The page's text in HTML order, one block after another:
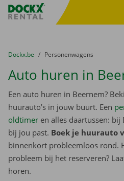
Fratello DEMO
U bevindt zich hier:
van
Dockx.be naar
Personenwagens
Auto huren in
Een auto huren in Beernem?
huurauto’s in jouw buurt. Een
oldtimer en alles daartussen:
bij jou past. Boek je huurauto
binnenkort probleemloos rond.
probleem bij het reserveren?
horen.